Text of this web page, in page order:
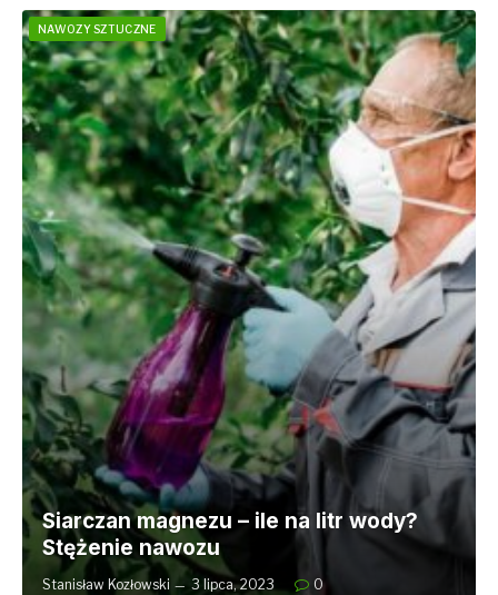
NAWOZY SZTUCZNE
Siarczan magnezu – ile na litr wody?
Stężenie nawozu
Stanisław Kozłowski 3 lipca, 2023 0